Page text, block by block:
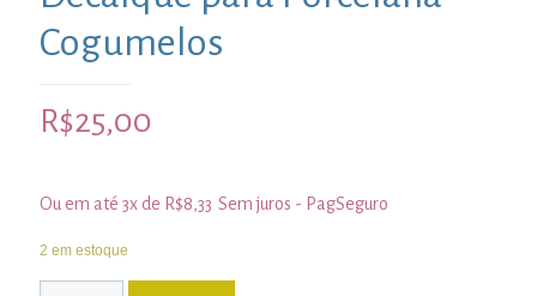
Cogumelos
R$25,00
Ou em até 3x de R$8,33 Sem juros - PagSeguro
2 em estoque